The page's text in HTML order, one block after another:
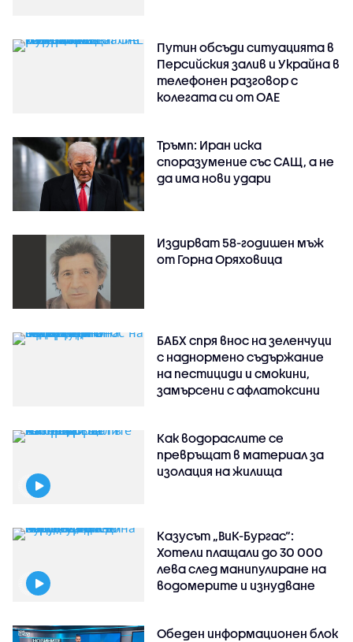
Путин обсъди ситуацията в
Персийския залив и Украйна в
телефонен разговор с
колегата си от ОАЕ
Тръмп: Иран иска
споразумение със САЩ, а не
да има нови удари
Издирват 58-годишен мъж
от Горна Оряховица
БАБХ спря внос на зеленчуци
с наднормено съдържание
на пестициди и смокини,
замърсени с афлатоксини
Как водораслите се
превръщат в материал за
изолация на жилища
Казусът „ВиК-Бургас“:
Хотели плащали до 30 000
лева след манипулиране на
водомерите и изнудване
Обеден информационен блок